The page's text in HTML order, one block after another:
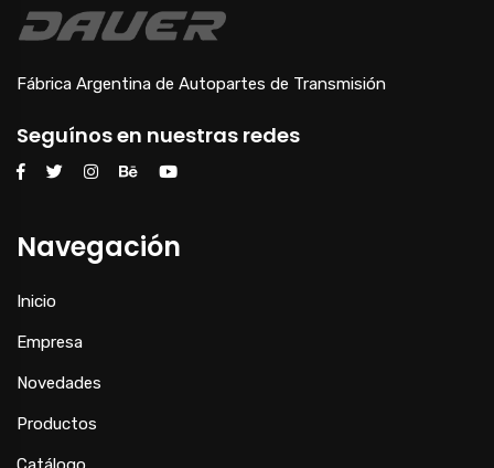
Fábrica Argentina de Autopartes de Transmisión
Seguínos en nuestras redes
Navegación
Inicio
Empresa
Novedades
Productos